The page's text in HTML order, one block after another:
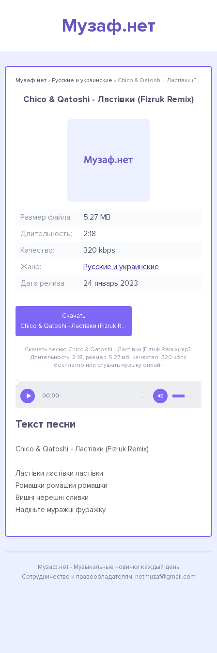
Музаф.нет
Музаф.нет » Русские и украинские » Chico & Qatoshi - Ластівки (Fizruk Remix)
Chico & Qatoshi - Ластівки (Fizruk Remix)
Размер файла:
5.27 MB
Длительность:
2:18
Качество:
320 kbps
Жанр:
Русские и украинские
Дата релиза:
24 январь 2023
Скачать
Chico & Qatoshi - Ластівки (Fizruk Remix)
Скачать песню Chico & Qatoshi - Ластівки (Fizruk Remix) mp3.
Длительность: 2:18, размер: 5.27 мб, качество: 320 кбпс
бесплатно или слушать музыку онлайн
00:00 …
Текст песни
Chico & Qatoshi - Ластівки (Fizruk Remix)
Ластівки ластівки ластівки
Ромашки ромашки ромашки
Вишні черешні сливки
Надіньте муражці фуражку
Музаф.нет - Музыкальные новинки каждый день
Сотрудничество и правообладателям: netmuzaf@gmail.com